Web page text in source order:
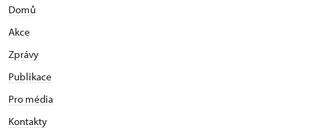
Domů
Akce
Zprávy
Publikace
Pro média
Kontakty